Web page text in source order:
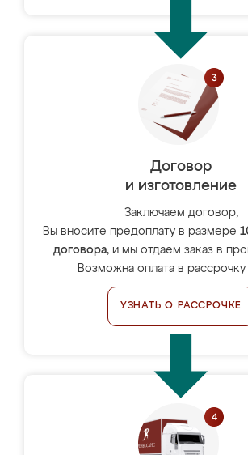
Договор
и изготовление
Заключаем договор,
Вы вносите предоплату в размере
договора, и мы отдаём заказ в
Возможна оплата в рассрочку
УЗНАТЬ О РАССРОЧКЕ